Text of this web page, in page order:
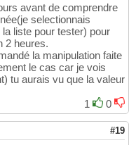
avant de comprendre
selectionnais
liste pour tester) pour
2 heures.
la manipulation faite
le cas car je vois
tu aurais vu que la valeur
1
0
#19